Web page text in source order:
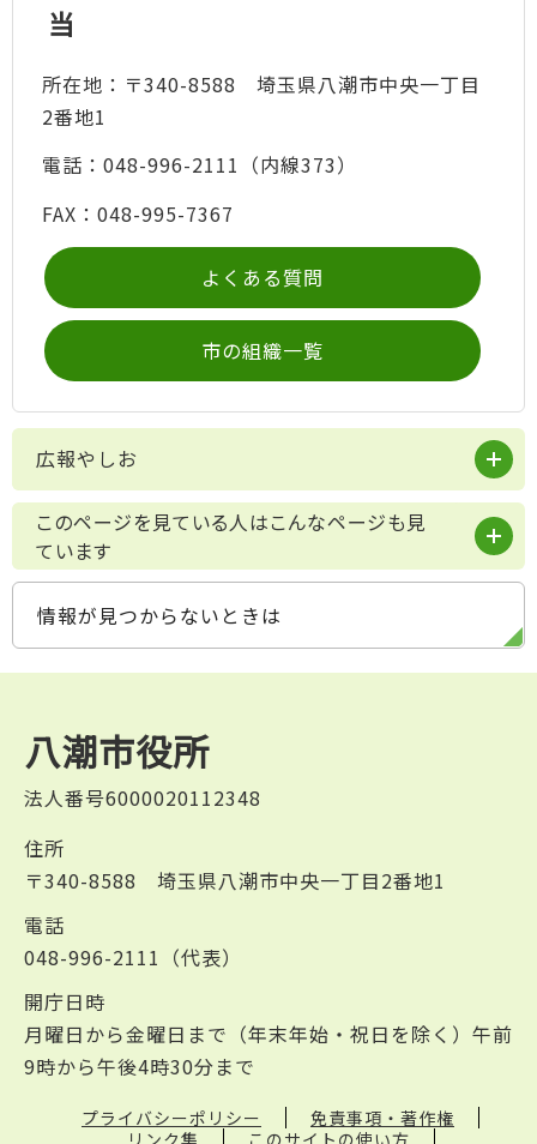
当
所在地：〒340-8588 埼玉県八潮市中央一丁目
2番地1
電話：048-996-2111（内線373）
FAX：048-995-7367
よくある質問
市の組織一覧
広報やしお
このページを見ている人はこんなページも見
ています
情報が見つからないときは
八潮市役所
法人番号6000020112348
住所
〒340-8588 埼玉県八潮市中央一丁目2番地1
電話
048-996-2111（代表）
開庁日時
月曜日から金曜日まで（年末年始・祝日を除く）午前
9時から午後4時30分まで
プライバシーポリシー
免責事項・著作権